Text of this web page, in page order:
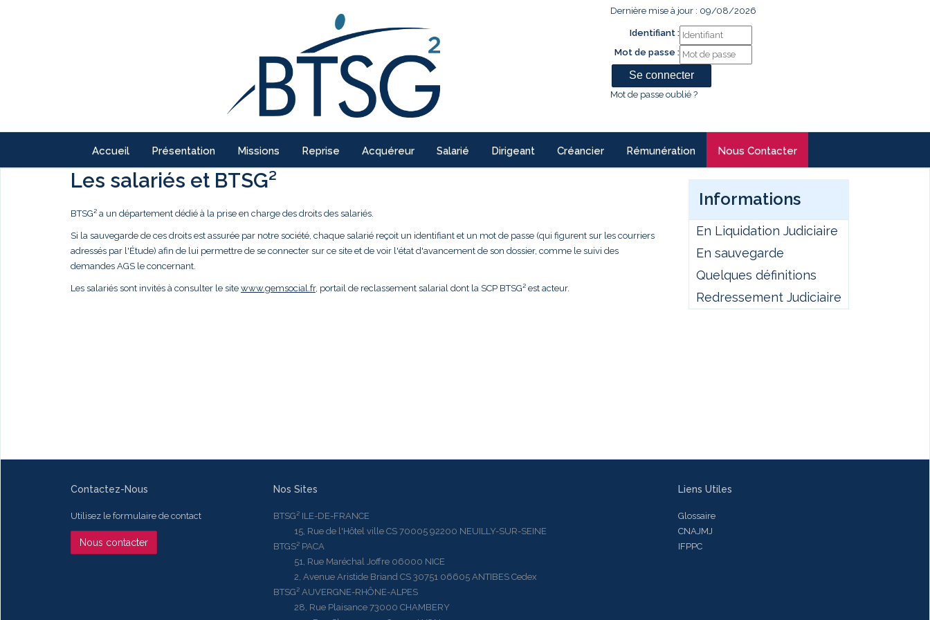
Dernière mise à jour : 09/08/2026
Identifiant :
Mot de passe :
Mot de passe oublié ?
Accueil Présentation Missions Reprise Acquéreur Salarié Dirigeant Créancier Rémunération Nous Contacter
Les salariés et BTSG²
BTSG² a un département dédié à la prise en charge des droits des salariés.
Si la sauvegarde de ces droits est assurée par notre société, chaque salarié reçoit un identifiant et un mot de passe (qui figurent sur les courriers
adressés par l'Étude) afin de lui permettre de se connecter sur ce site et de voir l'état d'avancement de son dossier, comme le suivi des
demandes AGS le concernant.
Les salariés sont invités à consulter le site www.gemsocial.fr, portail de reclassement salarial dont la SCP BTSG² est acteur.
Informations
En Liquidation Judiciaire
En sauvegarde
Quelques définitions
Redressement Judiciaire
Contactez-Nous
Utilisez le formulaire de contact
Nous contacter
Nos Sites
BTSG² ILE-DE-FRANCE
15, Rue de l'Hôtel ville CS 70005 92200 NEUILLY-SUR-SEINE
BTGS² PACA
51, Rue Maréchal Joffre 06000 NICE
2, Avenue Aristide Briand CS 30751 06605 ANTIBES Cedex
BTSG² AUVERGNE-RHÔNE-ALPES
28, Rue Plaisance 73000 CHAMBERY
Liens Utiles
Glossaire
CNAJMJ
IFPPC